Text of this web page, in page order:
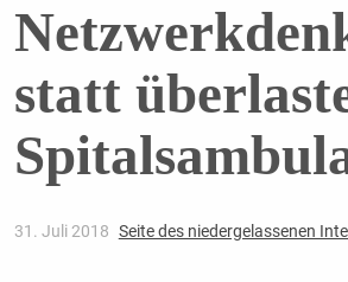
statt
31. Juli 2018 Seite des niedergelassenen